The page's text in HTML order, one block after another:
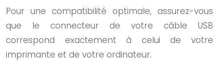
Pour une compatibilité optimale, assurez-vous
que le connecteur de votre câble USB
correspond exactement à celui de votre
imprimante et de votre ordinateur.